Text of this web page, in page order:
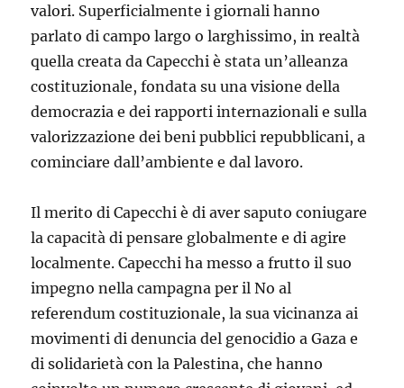
valori. Superficialmente i giornali hanno
parlato di campo largo o larghissimo, in realtà
quella creata da Capecchi è stata un’alleanza
costituzionale, fondata su una visione della
democrazia e dei rapporti internazionali e sulla
valorizzazione dei beni pubblici repubblicani, a
cominciare dall’ambiente e dal lavoro.
Il merito di Capecchi è di aver saputo coniugare
la capacità di pensare globalmente e di agire
localmente. Capecchi ha messo a frutto il suo
impegno nella campagna per il No al
referendum costituzionale, la sua vicinanza ai
movimenti di denuncia del genocidio a Gaza e
di solidarietà con la Palestina, che hanno